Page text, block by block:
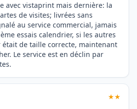
avec vistaprint mais dernière: la
de visites; livrées sans
au service commercial, jamais
essais calendrier, si les autres
de taille correcte, maintenant
Le service est en déclin par
★★